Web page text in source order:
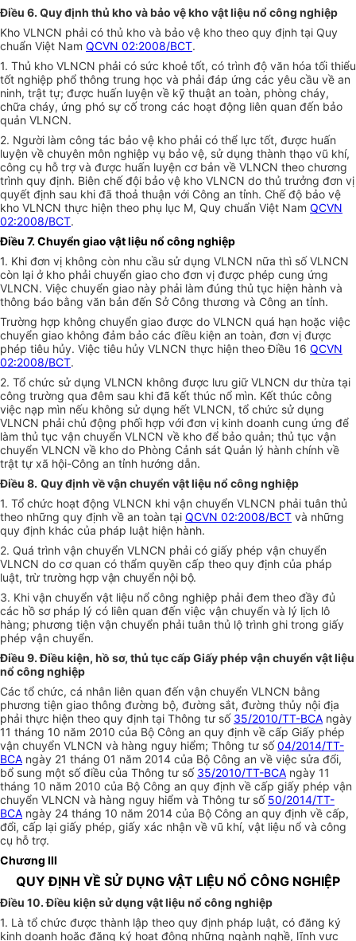
Điều 6. Quy định thủ kho và bảo vệ kho vật liệu nổ công nghiệp
Kho VLNCN phải có thủ kho và bảo vệ kho theo quy định tại Quy
chuẩn Việt Nam QCVN 02:2008/BCT.
1. Thủ kho VLNCN phải có sức khoẻ tốt, có trình độ văn hóa tối thiểu
tốt nghiệp phổ thông trung học và phải đáp ứng các yêu cầu về an
ninh, trật tự; được huấn luyện về kỹ thuật an toàn, phòng cháy,
chữa cháy, ứng phó sự cố trong các hoạt động liên quan đến bảo
quản VLNCN.
2. Người làm công tác bảo vệ kho phải có thể lực tốt, được huấn
luyện về chuyên môn nghiệp vụ bảo vệ, sử dụng thành thạo vũ khí,
công cụ hỗ trợ và được huấn luyện cơ bản về VLNCN theo chương
trình quy định. Biên chế đội bảo vệ kho VLNCN do thủ trưởng đơn vị
quyết định sau khi đã thoả thuận với Công an tỉnh. Chế độ bảo vệ
kho VLNCN thực hiện theo phụ lục M, Quy chuẩn Việt Nam QCVN
02:2008/BCT.
Điều 7. Chuyển giao vật liệu nổ công nghiệp
1. Khi đơn vị không còn nhu cầu sử dụng VLNCN nữa thì số VLNCN
còn lại ở kho phải chuyển giao cho đơn vị được phép cung ứng
VLNCN. Việc chuyển giao này phải làm đúng thủ tục hiện hành và
thông báo bằng văn bản đến Sở Công thương và Công an tỉnh.
Trường hợp không chuyển giao được do VLNCN quá hạn hoặc việc
chuyển giao không đảm bảo các điều kiện an toàn, đơn vị được
phép tiêu hủy. Việc tiêu hủy VLNCN thực hiện theo Điều 16 QCVN
02:2008/BCT.
2. Tổ chức sử dụng VLNCN không được lưu giữ VLNCN dư thừa tại
công trường qua đêm sau khi đã kết thúc nổ mìn. Kết thúc công
việc nạp mìn nếu không sử dụng hết VLNCN, tổ chức sử dụng
VLNCN phải chủ động phối hợp với đơn vị kinh doanh cung ứng để
làm thủ tục vận chuyển VLNCN về kho để bảo quản; thủ tục vận
chuyển VLNCN về kho do Phòng Cảnh sát Quản lý hành chính về
trật tự xã hội-Công an tỉnh hướng dẫn.
Điều 8. Quy định về vận chuyển vật liệu nổ công nghiệp
1. Tổ chức hoạt động VLNCN khi vận chuyển VLNCN phải tuân thủ
theo những quy định về an toàn tại QCVN 02:2008/BCT và những
quy định khác của pháp luật hiện hành.
2. Quá trình vận chuyển VLNCN phải có giấy phép vận chuyển
VLNCN do cơ quan có thẩm quyền cấp theo quy định của pháp
luật, trừ trường hợp vận chuyển nội bộ.
3. Khi vận chuyển vật liệu nổ công nghiệp phải đem theo đầy đủ
các hồ sơ pháp lý có liên quan đến việc vận chuyển và lý lịch lô
hàng; phương tiện vận chuyển phải tuân thủ lộ trình ghi trong giấy
phép vận chuyển.
Điều 9. Điều kiện, hồ sơ, thủ tục cấp Giấy phép vận chuyển vật liệu
nổ công nghiệp
Các tổ chức, cá nhân liên quan đến vận chuyển VLNCN bằng
phương tiện giao thông đường bộ, đường sắt, đường thủy nội địa
phải thực hiện theo quy định tại Thông tư số 35/2010/TT-BCA ngày
11 tháng 10 năm 2010 của Bộ Công an quy định về cấp Giấy phép
vận chuyển VLNCN và hàng nguy hiểm; Thông tư số04/2014/TT-
BCA ngày 21 tháng 01 năm 2014 của Bộ Công an về việc sửa đổi,
bổ sung một số điều của Thông tư số 35/2010/TT-BCA ngày 11
tháng 10 năm 2010 của Bộ Công an quy định về cấp giấy phép vận
chuyển VLNCN và hàng nguy hiểm và Thông tư số 50/2014/TT-
BCA ngày 24 tháng 10 năm 2014 của Bộ Công an quy định về cấp,
đổi, cấp lại giấy phép, giấy xác nhận về vũ khí, vật liệu nổ và công
cụ hỗ trợ.
Chương III
QUY ĐỊNH VỀ SỬ DỤNG VẬT LIỆU NỔ CÔNG NGHIỆP
Điều 10. Điều kiện sử dụng vật liệu nổ công nghiệp
1. Là tổ chức được thành lập theo quy định pháp luật, có đăng ký
kinh doanh hoặc đăng ký hoạt động những ngành nghề, lĩnh vực